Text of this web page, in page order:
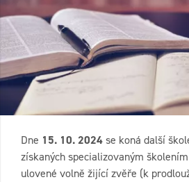
Dne 15. 10. 2024se koná další
získaných specializovaným
ulovené volně žijící zvěře (k